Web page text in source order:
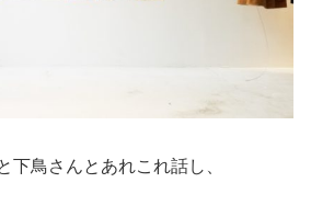
下鳥さんとあれこれ話し、